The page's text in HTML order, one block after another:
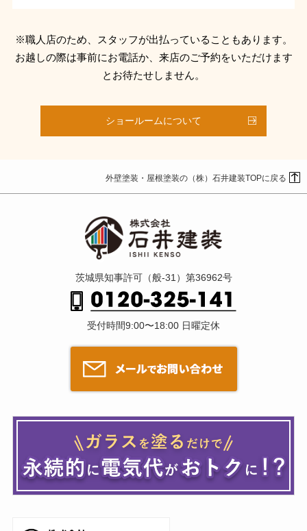
※職人店のため、スタッフが出払っていることもあります。
お越しの際は事前にお電話か、来店のご予約をいただけます
とお待たせしません。
ショールームについて
外壁塗装・屋根塗装の（株）石井建装TOPに戻る
茨城県知事許可（般-31）第36962号
受付時間9:00〜18:00 日曜定休